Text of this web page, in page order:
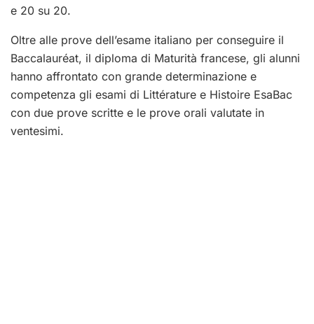
e 20 su 20.
Oltre alle prove dell’esame italiano per conseguire il
Baccalauréat, il diploma di Maturità francese, gli alunni
hanno affrontato con grande determinazione e
competenza gli esami di Littérature e Histoire EsaBac
con due prove scritte e le prove orali valutate in
ventesimi.